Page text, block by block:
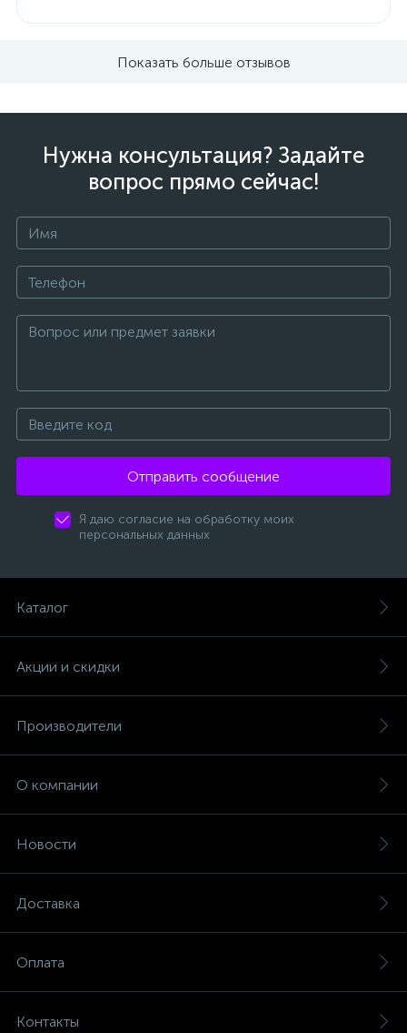
Показать больше отзывов
Нужна консультация? Задайте
вопрос прямо сейчас!
Отправить сообщение
Я даю согласие на обработку моих
персональных данных
Каталог
Акции и скидки
Производители
О компании
Новости
Доставка
Оплата
Контакты